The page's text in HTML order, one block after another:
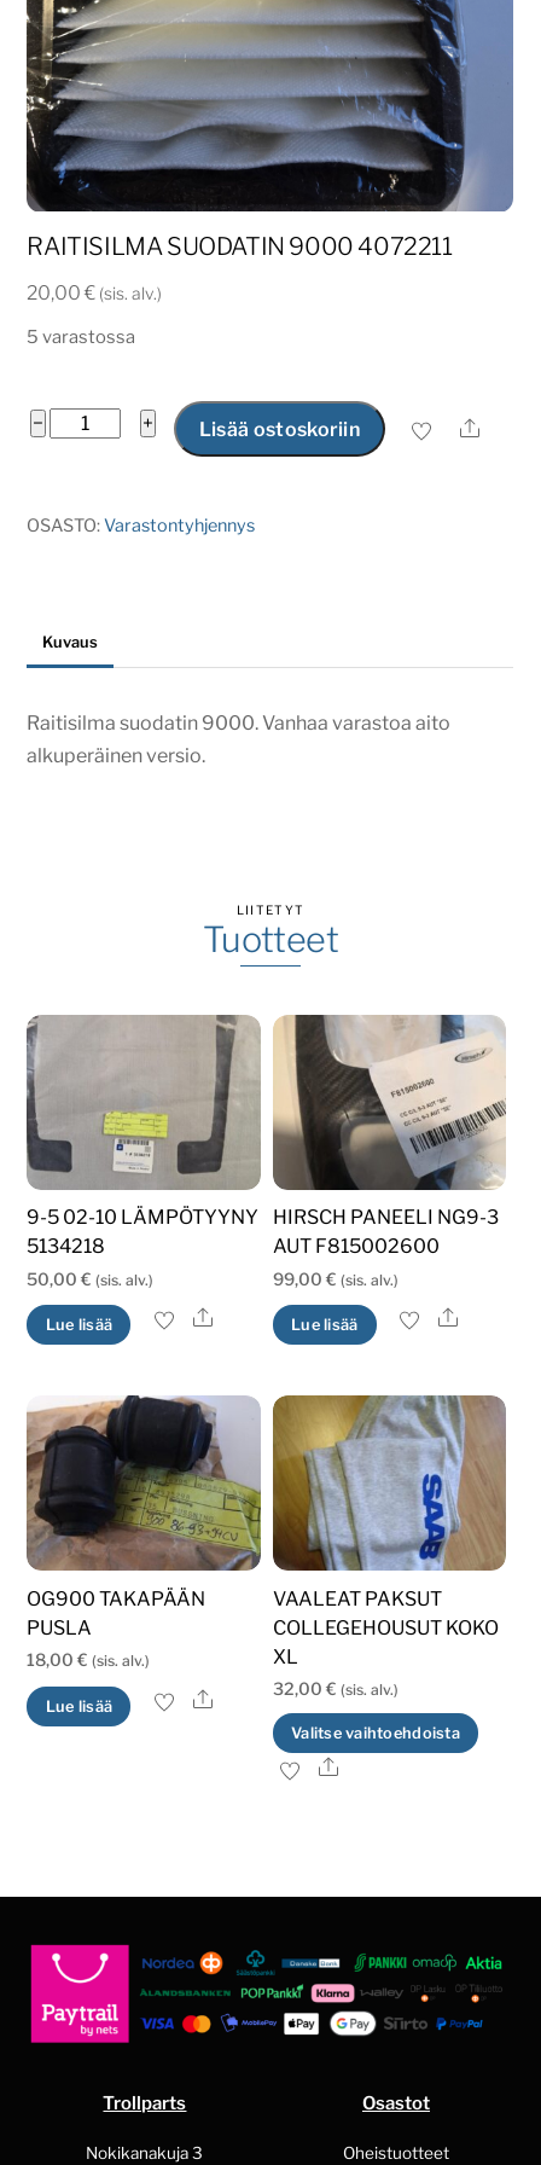
RAITISILMA SUODATIN 9000 4072211
20,00€ (sis. alv.)
5 varastossa
−
Raitisilma
4072211
+ Lisää ostoskoriin Ale
OSASTO:Varastontyhjennys
Kuvaus
Raitisilma suodatin 9000. Vanhaa varastoa aito
alkuperäinen versio.
LIITETYT
Tuotteet
9-5 02-10 LÄMPÖTYYNY
5134218
50,00€ (sis. alv.)
Lue lisää Ale
HIRSCH PANEELI NG9-3
AUT F815002600
99,00 € (sis. alv.)
Lue lisää Ale
OG900 TAKAPÄÄN
PUSLA
18,00€ (sis. alv.)
Lue lisää Ale
VAALEAT PAKSUT
COLLEGEHOUSUT KOKO
XL
32,00 € (sis. alv.)
Valitse vaihtoehdoista
Ale
Trollparts
Nokikanakuja 3
Osastot
Oheistuotteet